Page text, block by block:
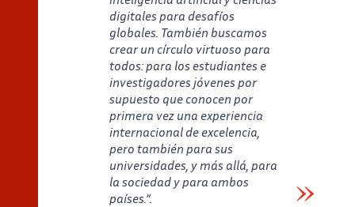
digitales para desafíos
globales. También buscamos
crear un círculo virtuoso para
todos: para los estudiantes e
investigadores jóvenes por
supuesto que conocen por
primera vez una experiencia
internacional de excelencia,
pero también para sus
universidades, y más allá, para
la sociedad y para ambos
países.”.